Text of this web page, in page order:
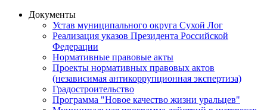
Документы
Устав муниципального округа Сухой Лог
Реализация указов Президента Российской
Федерации
Нормативные правовые акты
Проекты нормативных правовых актов
(независимая антикоррупционная экспертиза)
Градостроительство
Программа "Новое качество жизни уральцев"